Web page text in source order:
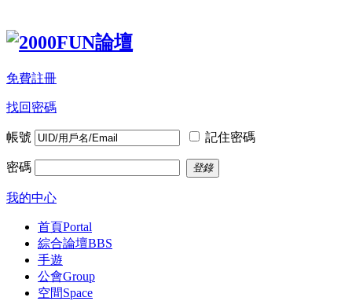
免費註冊
找回密碼
帳號 記住密碼
密碼 登錄
我的中心
首頁Portal
綜合論壇BBS
手遊
公會Group
空間Space